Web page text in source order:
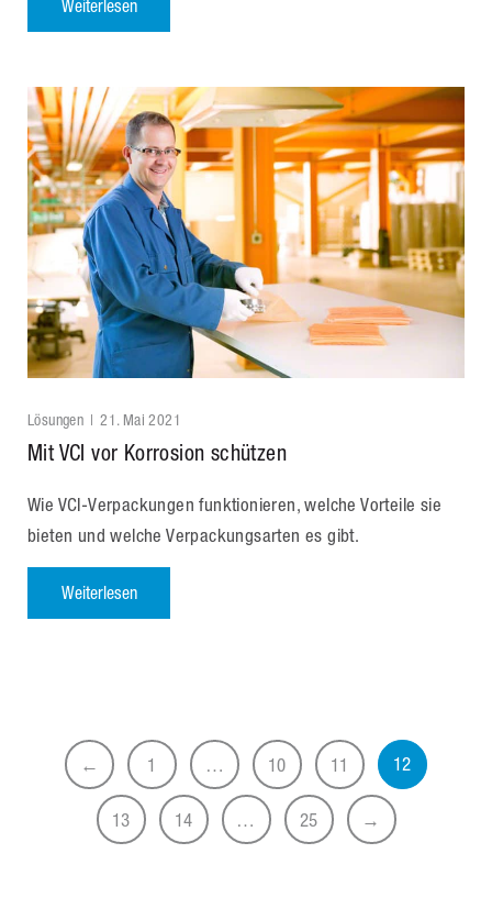
Weiterlesen
Mit VCI vor Korrosion schützen
Lösungen 21. Mai 2021
Wie VCI-Verpackungen funktionieren, welche Vorteile sie
bieten und welche Verpackungsarten es gibt.
Weiterlesen
← 1 … 10 11 12
13 14 … 25 →